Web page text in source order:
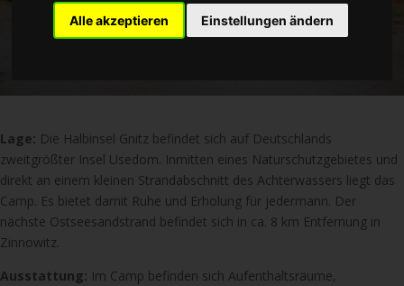
Alle akzeptieren Einstellungen ändern
Lage: Die Halbinsel Gnitz befindet sich auf Deutschlands
zweitgrößter Insel Usedom. Inmitten eines Naturschutzgebietes und
direkt an einem kleinen Strandabschnitt des Achterwassers liegt das
Camp. Es bietet damit Ruhe und Erholung für jedermann. Der
nächste Ostseesandstrand befindet sich in ca. 8 km Entfernung in
Zinnowitz.
Ausstattung: Im Camp befinden sich Aufenthaltsräume,